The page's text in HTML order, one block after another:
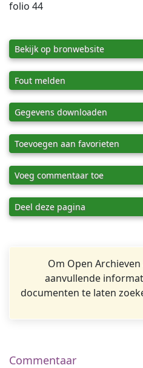
folio 44
Bekijk op bronwebsite
Fout melden
Gegevens downloaden
Toevoegen aan favorieten
Voeg commentaar toe
Deel deze pagina
Om Open
aanvullende
documenten te laten
Commentaar